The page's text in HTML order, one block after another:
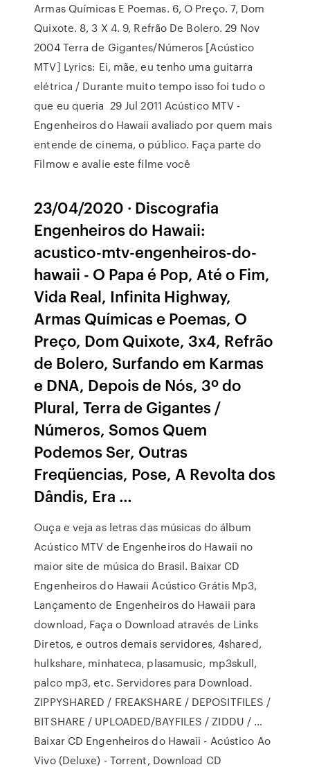
Armas Químicas E Poemas. 6, O Preço. 7, Dom
Quixote. 8, 3 X 4. 9, Refrão De Bolero. 29 Nov
2004 Terra de Gigantes/Números [Acústico
MTV] Lyrics: Ei, mãe, eu tenho uma guitarra
elétrica / Durante muito tempo isso foi tudo o
que eu queria 29 Jul 2011 Acústico MTV -
Engenheiros do Hawaii avaliado por quem mais
entende de cinema, o público. Faça parte do
Filmow e avalie este filme você
23/04/2020 · Discografia
Engenheiros do Hawaii:
acustico-mtv-engenheiros-do-
hawaii - O Papa é Pop, Até o Fim,
Vida Real, Infinita Highway,
Armas Químicas e Poemas, O
Preço, Dom Quixote, 3x4, Refrão
de Bolero, Surfando em Karmas
e DNA, Depois de Nós, 3º do
Plural, Terra de Gigantes /
Números, Somos Quem
Podemos Ser, Outras
Freqüencias, Pose, A Revolta dos
Dândis, Era …
Ouça e veja as letras das músicas do álbum
Acústico MTV de Engenheiros do Hawaii no
maior site de música do Brasil. Baixar CD
Engenheiros do Hawaii Acústico Grátis Mp3,
Lançamento de Engenheiros do Hawaii para
download, Faça o Download através de Links
Diretos, e outros demais servidores, 4shared,
hulkshare, minhateca, plasamusic, mp3skull,
palco mp3, etc. Servidores para Download.
ZIPPYSHARED / FREAKSHARE / DEPOSITFILES /
BITSHARE / UPLOADED/BAYFILES / ZIDDU / …
Baixar CD Engenheiros do Hawaii - Acústico Ao
Vivo (Deluxe) - Torrent, Download CD